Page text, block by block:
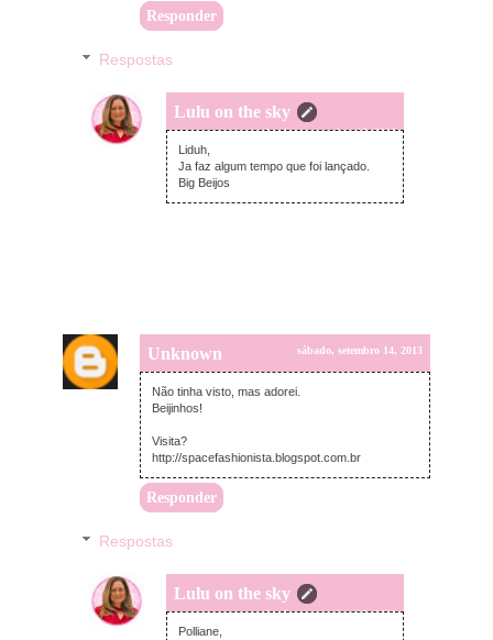
Responder
Respostas
Lulu on the sky
domingo, setembro 15, 2013
Liduh,
Ja faz algum tempo que foi lançado.
Big Beijos
Unknown sábado, setembro 14, 2013
Não tinha visto, mas adorei.
Beijinhos!
Visita?
http://spacefashionista.blogspot.com.br
Responder
Respostas
Lulu on the sky
domingo, setembro 15, 2013
Polliane,